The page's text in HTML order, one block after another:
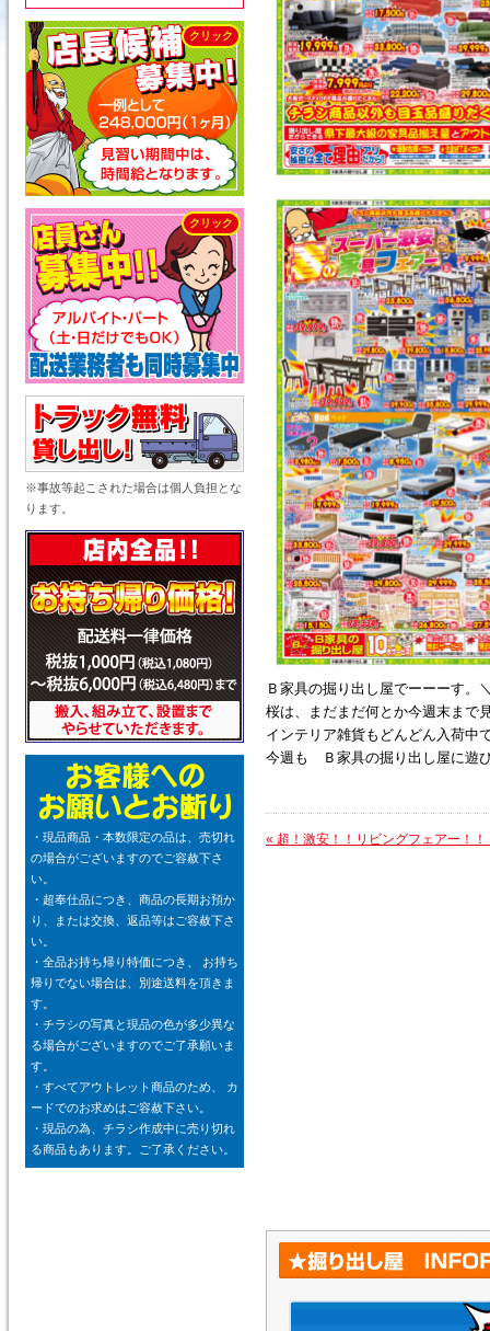
Ｂ家具の掘り出し屋でーーーす。
桜は、まだまだ何とか今週末まで
インテリア雑貨もどんどん入荷中
今週も Ｂ家具の掘り出し屋に遊
« 超！激安！！リビングフェアー！
※事故等起こされた場合は個人負担とな
ります。
・現品商品・本数限定の品は、売切れ
の場合がございますのでご容赦下さ
い。
・超奉仕品につき、商品の長期お預か
り、または交換、返品等はご容赦下さ
い。
・全品お持ち帰り特価につき、 お持ち
帰りでない場合は、別途送料を頂きま
す。
・チラシの写真と現品の色が多少異な
る場合がございますのでご了承願いま
す。
・すべてアウトレット商品のため、 カ
ードでのお求めはご容赦下さい。
・現品の為、チラシ作成中に売り切れ
る商品もあります。ご了承ください。